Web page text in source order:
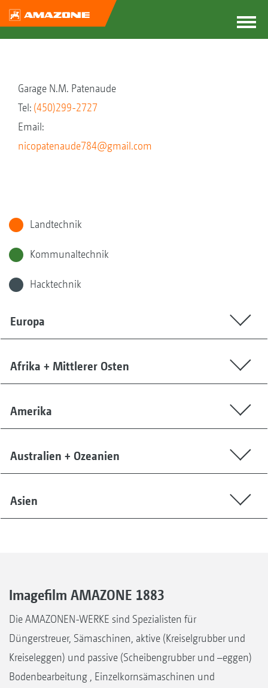
Garage N.M. Patenaude
Tel: (450)299-2727
Email:
nicopatenaude784@gmail.com
Landtechnik
Kommunaltechnik
Hacktechnik
Europa
Afrika + Mittlerer Osten
Amerika
Australien + Ozeanien
Asien
Imagefilm AMAZONE 1883
Die AMAZONEN-WERKE sind Spezialisten für
Düngerstreuer, Sämaschinen, aktive (Kreiselgrubber und
Kreiseleggen) und passive (Scheibengrubber und –eggen)
Bodenbearbeitung , Einzelkornsämaschinen und